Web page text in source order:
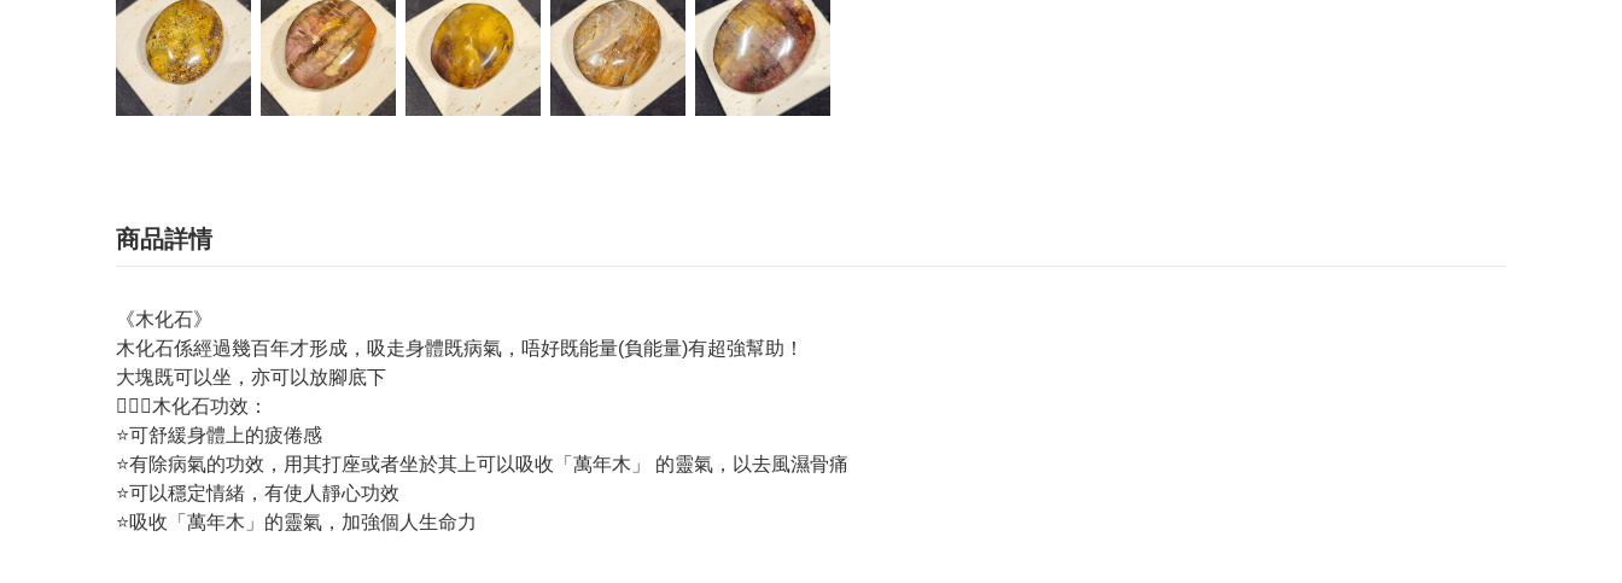
商品詳情
《木化石》
木化石係經過幾百年才形成，吸走身體既病氣，唔好既能量(負能量)有超強幫助！
大塊既可以坐，亦可以放腳底下
💁🏼‍♀️木化石功效：
⭐可舒緩身體上的疲倦感
⭐有除病氣的功效，用其打座或者坐於其上可以吸收「萬年木」 的靈氣，以去風濕骨痛
⭐可以穩定情緒，有使人靜心功效
⭐吸收「萬年木」的靈氣，加強個人生命力